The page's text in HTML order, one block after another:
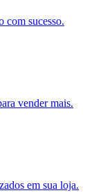
com sucesso.
vender mais.
em sua loja.